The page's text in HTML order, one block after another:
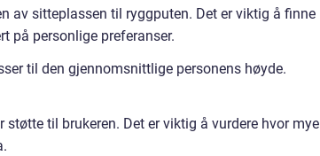
av sitteplassen til ryggputen. Det er viktig å finne
på personlige preferanser.
til den gjennomsnittlige personens høyde.
til brukeren. Det er viktig å vurdere hvor mye